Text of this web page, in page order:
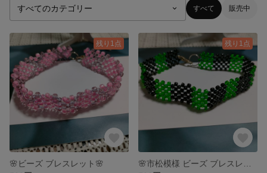
すべて 販売中
残り1点
🌸ビーズ ブレスレット🌸
残り1点